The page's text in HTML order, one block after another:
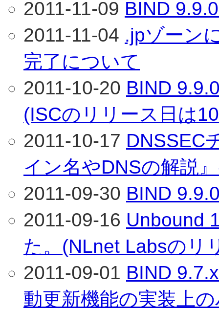
2011-11-09 BIND
2011-11-04 .jpゾーン
完了について
2011-10-20 BIND
(ISCのリリース日は
2011-10-17 DNSSEC
イン名やDNSの解説
2011-09-30 BIND
2011-09-16 Unbound
た。(NLnet Labsのリ
2011-09-01 BIND
動更新機能の実装上